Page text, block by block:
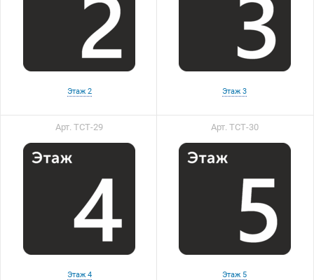
Этаж 2 Этаж 3
Арт. ТСТ-29
Этаж 4
Арт. ТСТ-30
Этаж 5